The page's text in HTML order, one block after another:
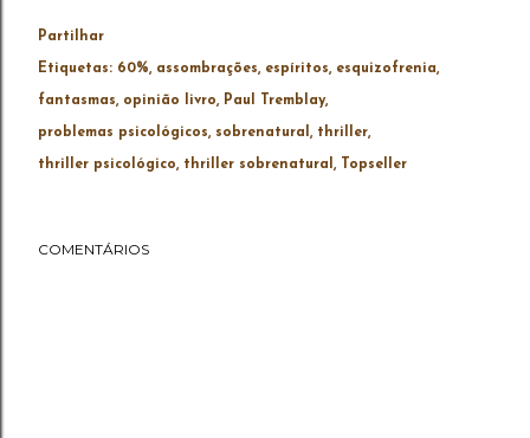
Partilhar
Etiquetas: 60% assombrações espíritos esquizofrenia
fantasmas opinião livro Paul Tremblay
problemas psicológicos sobrenatural thriller
thriller psicológico thriller sobrenatural Topseller
COMENTÁRIOS